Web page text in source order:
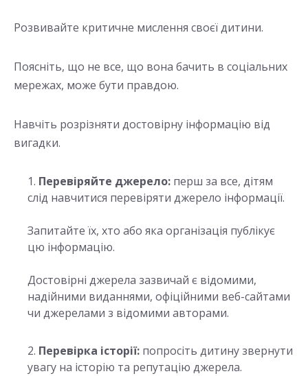
Розвивайте критичне мислення своєї дитини.
Поясніть, що не все, що вона бачить в соціальних
мережах, може бути правдою.
Навчіть розрізняти достовірну інформацію від
вигадки.
Перевіряйте джерело: перш за все, дітям
слід навчитися перевіряти джерело інформації.
Запитайте їх, хто або яка організація публікує
цю інформацію.
Достовірні джерела зазвичай є відомими,
надійними виданнями, офіційними веб-сайтами
чи джерелами з відомими авторами.
Перевірка історії: попросіть дитину звернути
увагу на історію та репутацію джерела.